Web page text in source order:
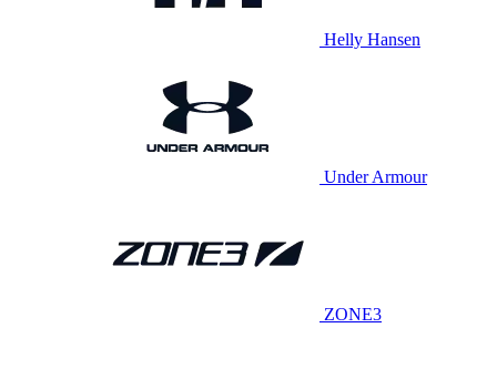
Helly Hansen
Under Armour
ZONE3